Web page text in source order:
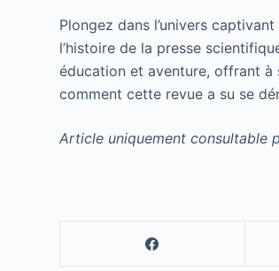
Plongez dans l’univers
l’histoire de la presse
éducation et aventure, offrant à
comment cette revue a su se
Article uniquement consultable